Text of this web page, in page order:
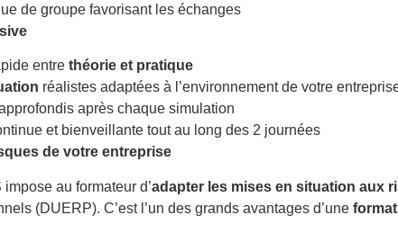
de groupe favorisant les échanges
entre théorie et pratique
réalistes adaptées à l’environnement de votre
après chaque simulation
et bienveillante tout au long des 2 journées
de votre entreprise
au formateur d’adapter les mises en situation aux
(DUERP). C’est l’un des grands avantages d’une